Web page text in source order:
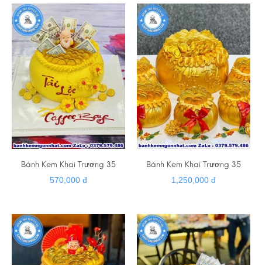
Bánh Kem Khai Trương 35
570,000 đ
Bánh Kem Khai Trương 35
1,250,000 đ